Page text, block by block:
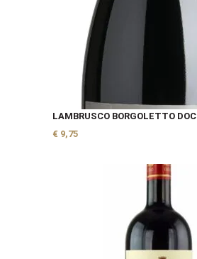
LAMBRUSCO BORGOLETTO DOC
€ 9,75